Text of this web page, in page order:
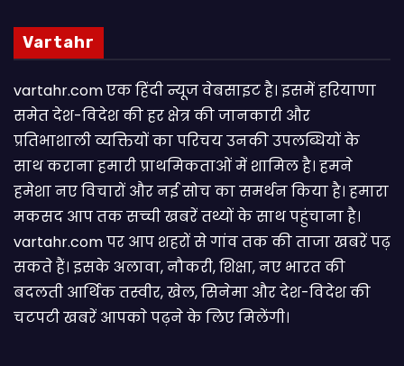
Vartahr
vartahr.com एक हिंदी न्यूज वेबसाइट है। इसमें हरियाणा
समेत देश-विदेश की हर क्षेत्र की जानकारी और
प्रतिभाशाली व्यक्तियों का परिचय उनकी उपलब्धियों के
साथ कराना हमारी प्राथमिकताओं में शामिल है। हमने
हमेशा नए विचारों और नई सोच का समर्थन किया है। हमारा
मकसद आप तक सच्ची खबरें तथ्यों के साथ पहुंचाना है।
vartahr.com पर आप शहरों से गांव तक की ताजा खबरें पढ़
सकते हैं। इसके अलावा, नौकरी, शिक्षा, नए भारत की
बदलती आर्थिक तस्वीर, खेल, सिनेमा और देश-विदेश की
चटपटी खबरें आपकाे पढ़ने के लिए मिलेंगी।